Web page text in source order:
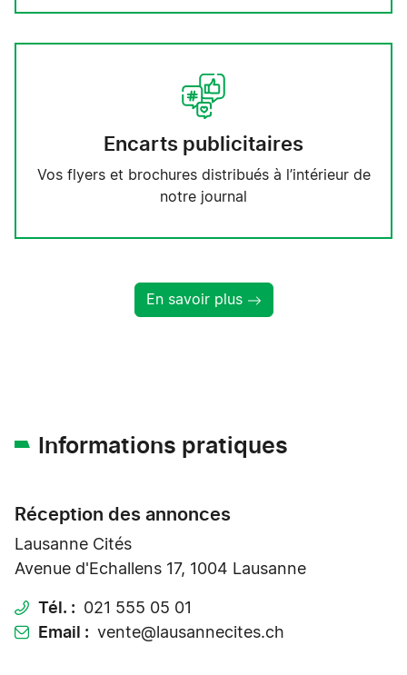
Encarts publicitaires
Vos flyers et brochures distribués à l’intérieur de
notre journal
En savoir plus
Informations pratiques
Réception des annonces
Lausanne Cités
Avenue d'Echallens 17, 1004 Lausanne
Tél.
021 555 05 01
Email
vente@lausannecites.ch